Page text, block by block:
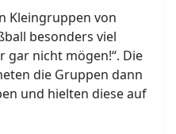
Kleingruppen von
besonders viel
gar nicht mögen!“. Die
die Gruppen dann
und hielten diese auf